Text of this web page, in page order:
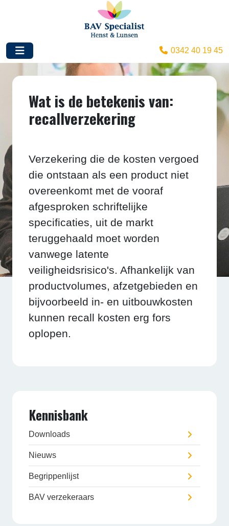
0342 40 19 45
Wat is de betekenis van:
recallverzekering
Verzekering die de kosten vergoed
die ontstaan als een product niet
overeenkomt met de vooraf
afgesproken schriftelijke
specificaties, uit de markt
teruggehaald moet worden
vanwege latente
veiligheidsrisico's. Afhankelijk van
productvolumes, afzetgebieden en
bijvoorbeeld in- en uitbouwkosten
kunnen recall kosten erg fors
oplopen.
Kennisbank
Downloads
Nieuws
Begrippenlijst
BAV verzekeraars